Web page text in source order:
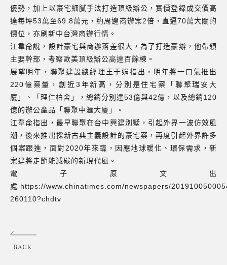
優勢，加上以豪宅細膩手法打造頂級辦公，實價登錄成交價高
達每坪53萬至69.8萬元，約周邊商辦案2倍，直逼70萬大關的
價位，亦刷新中台灣商辦行情。
江韋侖說，設計豪宅與商辦落差很大，為了打造豪辦，他帶領
主要幹部，考察歐美頂級辦公高達百餘棟。
展望明年，聯聚建設總經理王于娟指出，明年將一口氣推出
220億案量，創近3年新高，分別是住宅案「聯聚瑞安大
廈」、「理仁柏舍」，總銷分別達53億與42億，以及總銷120
億的辦公產品「聯聚中滙大廈」。
江韋侖指出，最早聯聚在台中興建別墅，引起外界一波仿效風
潮，後來推出採新古典主義設計的豪宅案，再度引起外界許多
個案跟進，面對2020年來臨，因應地球暖化、環保需求，新
案建將走節能減碳的新現代風。
電子原文出
處 https://www.chinatimes.com/newspapers/
260110?chdtv